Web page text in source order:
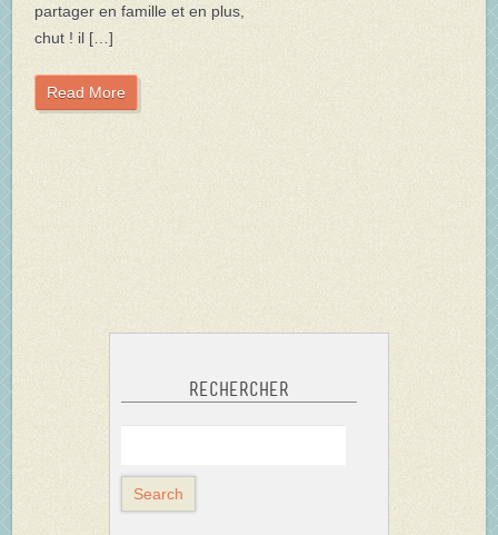
partager en famille et en plus,
chut ! il […]
Read More
Rechercher